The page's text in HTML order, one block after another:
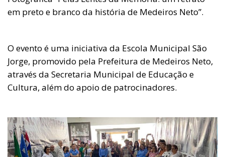
em preto e branco da história de Medeiros Neto”.
O evento é uma iniciativa da Escola Municipal São
Jorge, promovido pela Prefeitura de Medeiros Neto,
através da Secretaria Municipal de Educação e
Cultura, além do apoio de patrocinadores.